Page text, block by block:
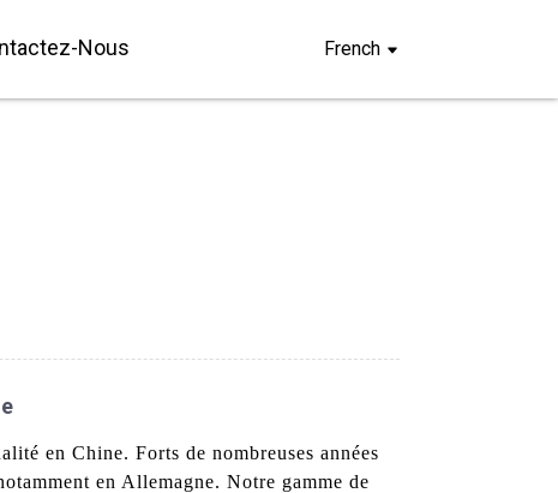
Nous French
en Chine. Forts de nombreuses années
en Allemagne. Notre gamme de